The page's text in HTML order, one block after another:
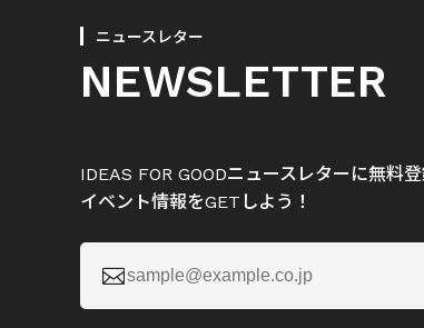
ニュースレター
NEWSLETTER
IDEAS FOR GOODニュースレターに無料
イベント情報をGETしよう！
